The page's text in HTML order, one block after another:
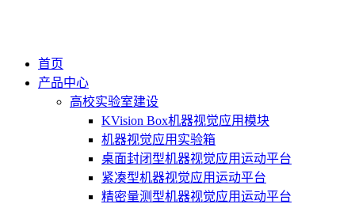
首页
产品中心
高校实验室建设
KVision Box机器视觉应用模块
机器视觉应用实验箱
桌面封闭型机器视觉应用运动平台
紧凑型机器视觉应用运动平台
精密量测型机器视觉应用运动平台